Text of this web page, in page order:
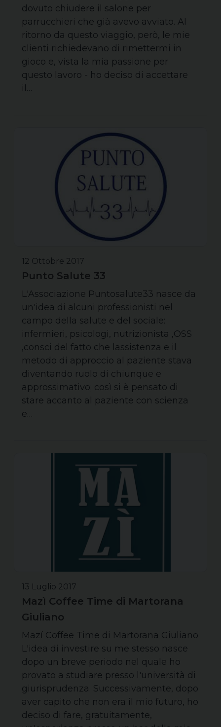
dovuto chiudere il salone per
parrucchieri che già avevo avviato. Al
ritorno da questo viaggio, però, le mie
clienti richiedevano di rimettermi in
gioco e, vista la mia passione per
questo lavoro - ho deciso di accettare
il…
12 Ottobre 2017
Punto Salute 33
L'Associazione Puntosalute33 nasce da
un'idea di alcuni professionisti nel
campo della salute e del sociale:
infermieri, psicologi, nutrizionista ,OSS
,consci del fatto che lassistenza e il
metodo di approccio al paziente stava
diventando ruolo di chiunque e
approssimativo; così si è pensato di
stare accanto al paziente con scienza
e…
13 Luglio 2017
Mazì Coffee Time di Martorana
Giuliano
Mazí Coffee Time di Martorana Giuliano
L'idea di investire su me stesso nasce
dopo un breve periodo nel quale ho
provato a studiare presso l'università di
giurisprudenza. Successivamente, dopo
aver capito che non era il mio futuro, ho
deciso di fare, gratuitamente,